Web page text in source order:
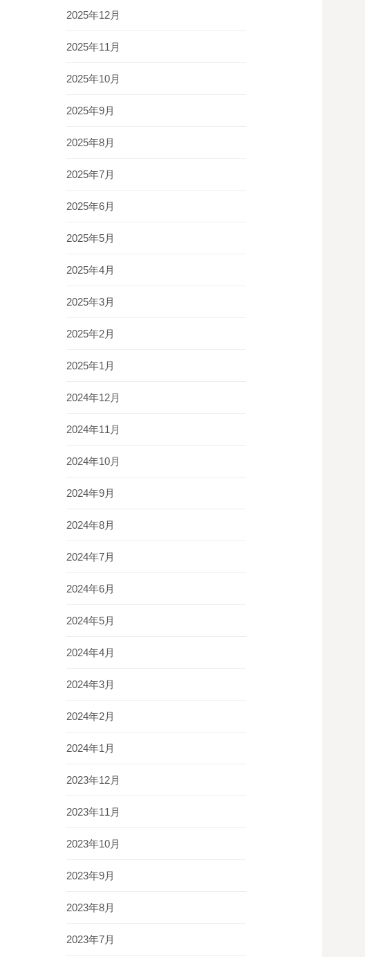
2025年12月
2025年11月
2025年10月
2025年9月
2025年8月
2025年7月
2025年6月
2025年5月
2025年4月
2025年3月
2025年2月
2025年1月
2024年12月
2024年11月
2024年10月
2024年9月
2024年8月
2024年7月
2024年6月
2024年5月
2024年4月
2024年3月
2024年2月
2024年1月
2023年12月
2023年11月
2023年10月
2023年9月
2023年8月
2023年7月